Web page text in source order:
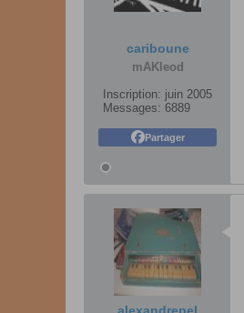
cariboune
mAKleod
Inscription: juin 2005
Messages: 6889
Partager